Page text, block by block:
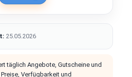
25.05.2026
täglich Angebote, Gutscheine und
Verfügbarkeit und